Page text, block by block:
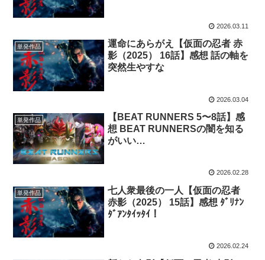
2026.03.11
単発作品
運命にあらがえ【仮面の忍者 赤
影（2025） 16話】感想 話の軸を
突然生やすな
2026.03.04
単発作品
【BEAT RUNNERS 5〜8話】感
想 BEAT RUNNERSの闇を知る
がいい…
2026.02.28
単発作品
七人衆最後の一人【仮面の忍者
赤影（2025） 15話】感想 ﾀﾞﾘﾅﾝ
ﾀﾞｱﾝﾀｲｯﾀｲ！
2026.02.24